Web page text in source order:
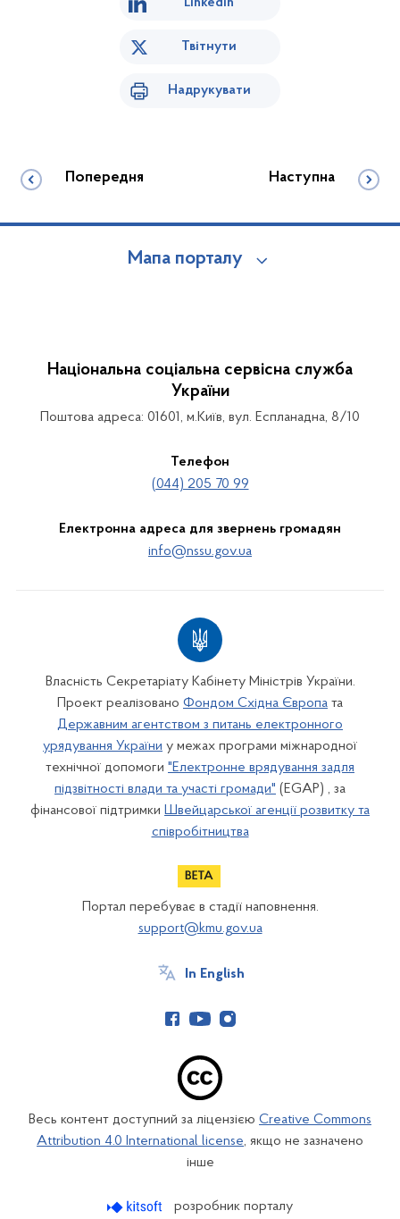
Твітнути
Надрукувати
Попередня Наступна
Мапа порталу
Національна соціальна сервісна служба
України
Поштова адреса: 01601, м.Київ, вул. Еспланадна, 8/10
Телефон
(044) 205 70 99
Електронна адреса для звернень громадян
info@nssu.gov.ua
Власність Секретаріату Кабінету Міністрів України.
Проект реалізовано Фондом Східна Європа та
Державним агентством з питань електронного
урядування України у межах програми міжнародної
технічної допомоги "Електронне врядування задля
підзвітності влади та участі громади" (EGAP) , за
фінансової підтримки Швейцарської агенції розвитку та
співробітництва
Портал перебуває в стадії наповнення.
support@kmu.gov.ua
In English
Весь контент доступний за ліцензією Creative Commons
Attribution 4.0 International license, якщо не зазначено
інше
розробник порталу